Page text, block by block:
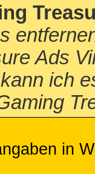
Ads
ich
in